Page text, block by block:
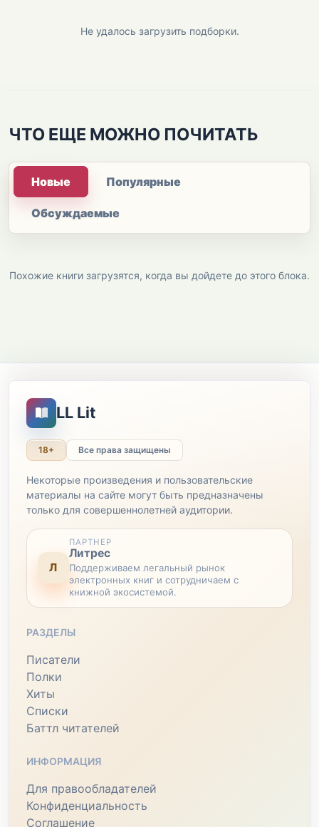
Не удалось загрузить подборки.
ЧТО ЕЩЕ МОЖНО ПОЧИТАТЬ
Новые Популярные
Обсуждаемые
Похожие книги загрузятся, когда вы дойдете до этого блока.
LL Lit
18+ Все права защищены
Некоторые произведения и пользовательские
материалы на сайте могут быть предназначены
только для совершеннолетней аудитории.
Л
ПАРТНЕР
Литрес
Поддерживаем легальный рынок
электронных книг и сотрудничаем с
книжной экосистемой.
РАЗДЕЛЫ
Писатели
Полки
Хиты
Списки
Баттл читателей
ИНФОРМАЦИЯ
Для правообладателей
Конфиденциальность
Соглашение